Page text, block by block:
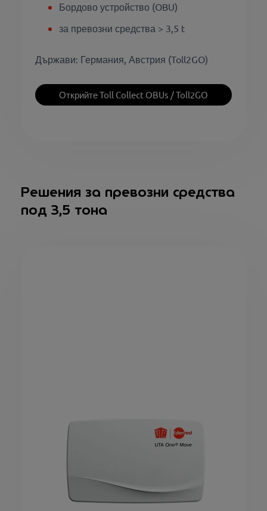
Бордово устройство (OBU)
за превозни средства > 3,5 t
Държави: Германия, Австрия (Toll2GO)
Открийте Toll Collect OBUs / Toll2GO
Решения за превозни средства
под 3,5 тона